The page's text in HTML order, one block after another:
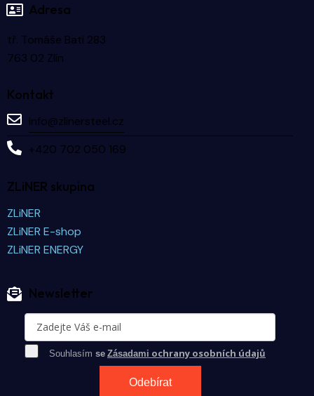
Adresa
tř. Tomáše Bati 283
763 02 Zlín
Kontakt
info@zlinersteel.cz
+420 702 050 169
ZLiNER skupina
ZLiNER
ZLiNER E-shop
ZLiNER ENERGY
Newsletter
Souhlasím se Zásadami ochrany osobních údajů
Odebírat